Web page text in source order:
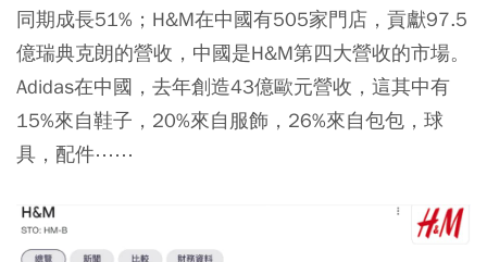
同期成長51%；H&M在中國有505家門店，貢獻97.5
億瑞典克朗的營收，中國是H&M第四大營收的市場。
Adidas在中國，去年創造43億歐元營收，這其中有
15%來自鞋子，20%來自服飾，26%來自包包，球
具，配件⋯⋯